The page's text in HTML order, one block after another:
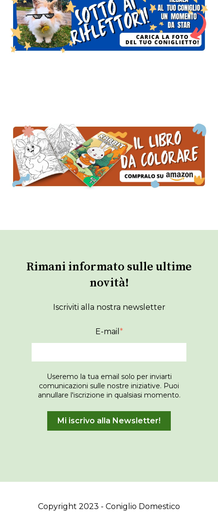
Rimani informato sulle ultime
novità!
Iscriviti alla nostra newsletter
E-mail *
Useremo la tua email solo per inviarti
comunicazioni sulle nostre iniziative. Puoi
annullare l'iscrizione in qualsiasi momento.
Copyright 2023 - Coniglio Domestico